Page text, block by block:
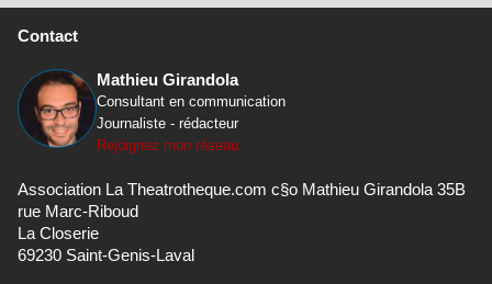
Contact
Mathieu Girandola
Consultant en communication
Journaliste - rédacteur
Rejoignez mon réseau
Association La Theatrotheque.com c§o Mathieu Girandola 35B
rue Marc-Riboud
La Closerie
69230 Saint-Genis-Laval